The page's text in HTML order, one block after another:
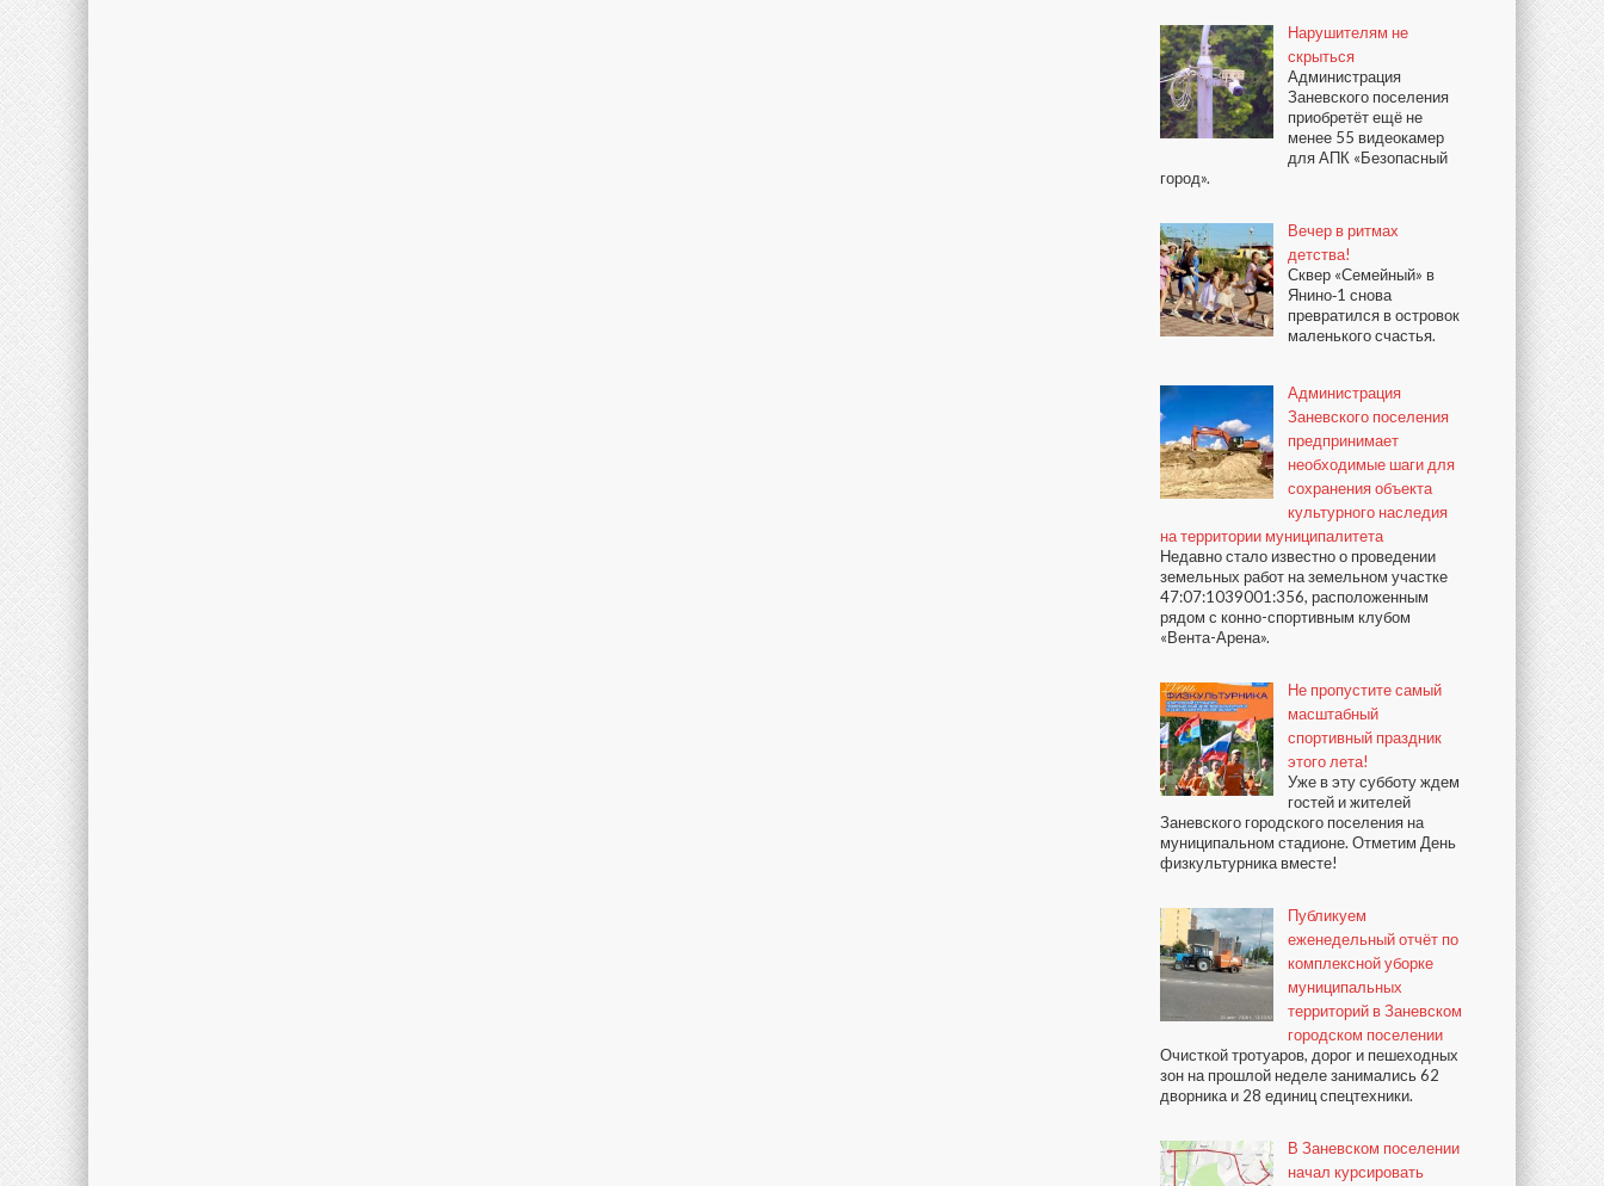
Нарушителям не
скрыться
Администрация
Заневского поселения
приобретёт ещё не
менее 55 видеокамер
для АПК «Безопасный
город».
Вечер в ритмах
детства!
Сквер «Семейный» в
Янино‑1 снова
превратился в островок
маленького счастья.
Администрация
Заневского поселения
предпринимает
необходимые шаги для
сохранения объекта
культурного наследия
на территории муниципалитета
Недавно стало известно о проведении
земельных работ на земельном участке
47:07:1039001:356, расположенным
рядом с конно-спортивным клубом
«Вента-Арена».
Не пропустите самый
масштабный
спортивный праздник
этого лета!
Уже в эту субботу ждем
гостей и жителей
Заневского городского поселения на
муниципальном стадионе. Отметим День
физкультурника вместе!
Публикуем
еженедельный отчёт по
комплексной уборке
муниципальных
территорий в Заневском
городском поселении
Очисткой тротуаров, дорог и пешеходных
зон на прошлой неделе занимались 62
дворника и 28 единиц спецтехники.
В Заневском поселении
начал курсировать